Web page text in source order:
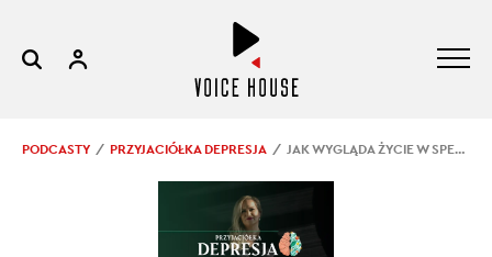
PODCASTY PRZYJACIÓŁKA DEPRESJA JAK WYGLĄDA ŻYCIE W SPEKTRUM?